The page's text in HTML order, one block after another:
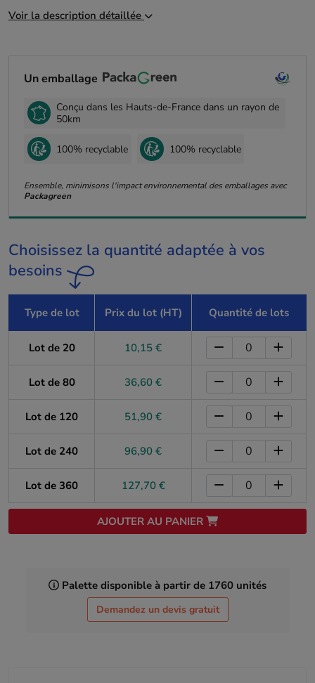
Voir la description détaillée
Un emballage
Conçu dans les Hauts-de-France dans un rayon de
50km
100% recyclable 100% recyclable
Ensemble, minimisons l'impact environnemental des emballages avec
Packagreen
Choisissez la quantité adaptée à vos
besoins
Type de lot Prix du lot (HT) Quantité de lots
Lot de 20 10,15 €
Lot de 80 36,60 €
Lot de 120 51,90 €
Lot de 240 96,90 €
Lot de 360 127,70 €
AJOUTER AU PANIER
Palette disponible à partir de 1760 unités
Demandez un devis gratuit